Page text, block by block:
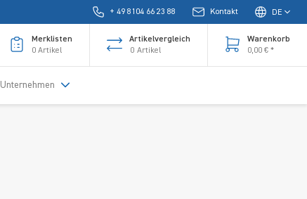
+ 49 8104 66 23 88 Kontakt DE
Merklisten
0 Artikel
Artikelvergleich
0 Artikel
Warenkorb
0,00 € *
Unternehmen